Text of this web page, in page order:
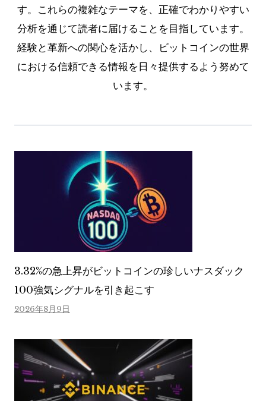
す。これらの複雑なテーマを、正確でわかりやすい
分析を通じて読者に届けることを目指しています。
経験と革新への関心を活かし、ビットコインの世界
における信頼できる情報を日々提供するよう努めて
います。
3.32%の急上昇がビットコインの珍しいナスダック
100強気シグナルを引き起こす
2026年8月9日